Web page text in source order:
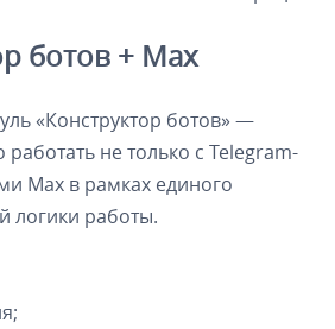
ботов + Max
«Конструктор ботов» —
не только с Telegram-
Max в рамках единого
логики работы.